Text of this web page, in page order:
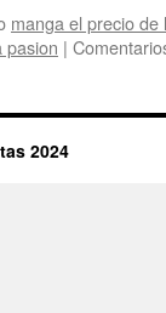
manga el precio de
pasion |
2024